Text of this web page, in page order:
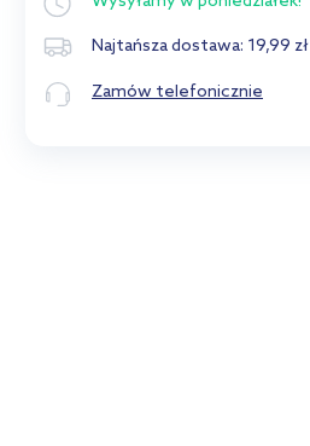
Najtańsza dostawa: 19,99 zł
Zamów telefonicznie